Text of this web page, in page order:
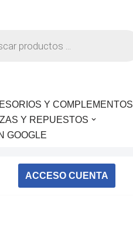
Y COMPLEMENTOS
Y REPUESTOS
GOOGLE
ACCESO CUENTA